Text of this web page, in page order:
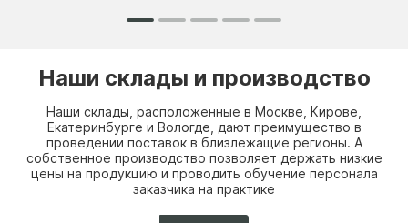
Наши склады и производство
Наши склады, расположенные в Москве, Кирове,
Екатеринбурге и Вологде, дают преимущество в
проведении поставок в близлежащие регионы. А
собственное производство позволяет держать низкие
цены на продукцию и проводить обучение персонала
заказчика на практике